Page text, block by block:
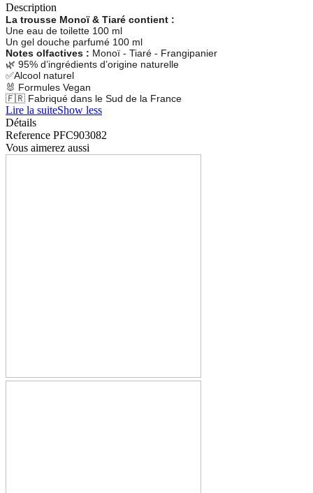
Description
La trousse Monoï & Tiaré contient :
Une eau de toilette 100 ml
Un gel douche parfumé 100 ml
Notes olfactives : Monoï - Tiaré - Frangipanier
🌿 95% d’ingrédients d’origine naturelle
✅Alcool naturel
🐰 Formules Vegan
🇫🇷 Fabriqué dans le Sud de la France
Lire la suiteShow less
Détails
Reference PFC903082
Vous aimerez aussi